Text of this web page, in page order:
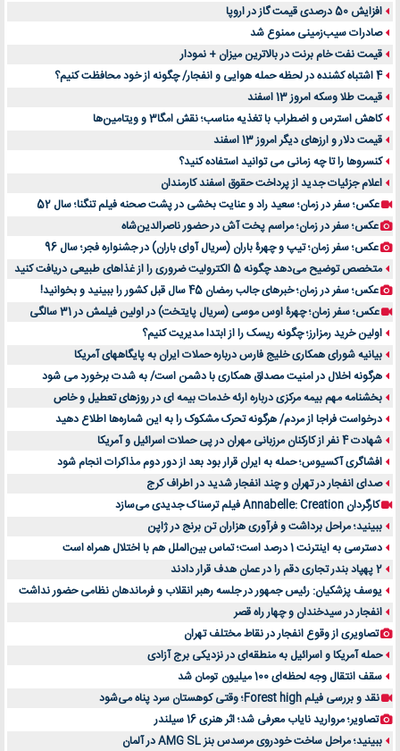
افزایش 50 درصدی قیمت گاز در اروپا
صادرات سیب‌زمینی ممنوع شد
قیمت نفت خام برنت در بالاترین میزان + نمودار
4 اشتباه کشنده در لحظه حمله هوایی و انفجار/ چگونه از خود محافظت کنیم؟
قیمت طلا وسکه امروز 13 اسفند
کاهش استرس و اضطراب با تغذیه مناسب؛ نقش امگا3 و ویتامین‌ها
قیمت دلار و ارزهای دیگر امروز 13 اسفند
کنسروها را تا چه زمانی می توانید استفاده کنید؟
اعلام جزئیات جدید از پرداخت حقوق اسفند کارمندان
عکس؛ سفر در زمان؛ سعید راد و عنایت بخشی در پشت صحنه فیلم تنگنا؛ سال 52
عکس؛ سفر در زمان؛ مراسم پخت آش در حضور ناصرالدین‌شاه
عکس؛ سفر زمان؛ تیپ و چهرۀ باران (سریال آوای باران) در جشنواره فجر؛ سال 96
متخصص توضیح می‌دهد چگونه 5 الکترولیت ضروری را از غذاهای طبیعی دریافت کنید
عکس؛ سفر در زمان؛ خبرهای جالب رمضان 45 سال قبل کشور را ببینید و بخوانید!
عکس؛ سفر زمان؛ چهرۀ اوس موسی (سریال پایتخت) در اولین فیلمش در 31 سالگی
اولین خرید رمزارز؛ چگونه ریسک را از ابتدا مدیریت کنیم؟
بیانیه شورای همکاری خلیج فارس درباره حملات ایران به پایگاههای آمریکا
هرگونه اخلال در امنیت مصداق همکاری با دشمن است/ به شدت برخورد می شود
بخشنامه مهم بیمه مرکزی درباره ارئه خدمات بیمه ای در روزهای تعطیل و خاص
درخواست فراجا از مردم/ هرگونه تحرک مشکوک را به این شماره‌ها اطلاع دهید
شهادت 4 نفر از کارکنان مرزبانی مهران در پی حملات اسرائیل و آمریکا
افشاگری آکسیوس؛ حمله به ایران قرار بود بعد از دور دوم مذاکرات انجام شود
صدای انفجار در تهران و چند انفجار شدید در اطراف کرج
کارگردان Annabelle: Creation فیلم ترسناک جدیدی می‌سازد
ببینید؛ مراحل برداشت و فرآوری هزاران تن برنج در ژاپن
دسترسی به اینترنت 1 درصد است؛ تماس بین‌الملل هم با اختلال همراه است
2 پهپاد بندر تجاری دقم را در عمان هدف قرار دادند
یوسف پزشکیان: رئیس جمهور در جلسه رهبر انقلاب و فرماندهان نظامی حضور نداشت
انفجار در سیدخندان و چهار راه قصر
تصاویری از وقوع انفجار در نقاط مختلف تهران
حمله آمریکا و اسرائیل به منطقه‌ای در نزدیکی برج آزادی
سقف انتقال وجه لحظه‌ای 100 میلیون تومان شد
نقد و بررسی فیلم Forest high؛ وقتی کوهستان سرد پناه می‌شود
تصاویر؛ مروارید نایاب معرفی شد؛ اثر هنری 16 سیلندر
ببینید؛ مراحل ساخت خودروی مرسدس بنز AMG SL در آلمان